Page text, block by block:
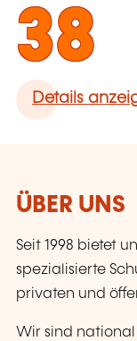
38
Details
ÜBER UNS
Seit 1998 bietet
spezialisierte
privaten und
Wir sind